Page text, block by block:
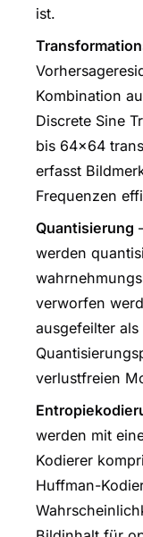
ist.
Kombination
Discrete Sine
bis 64×64
erfasst
Frequenzen
Quantisierung
werden
verworfen
ausgefeilter
verlustfreien
werden mit
Kodierer
Huffman-